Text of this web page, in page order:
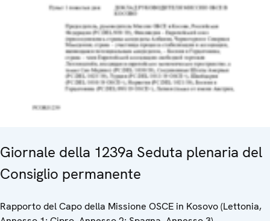
Giornale della 1239a Seduta plenaria del
Consiglio permanente
Rapporto del Capo della Missione OSCE in Kosovo (Lettonia,